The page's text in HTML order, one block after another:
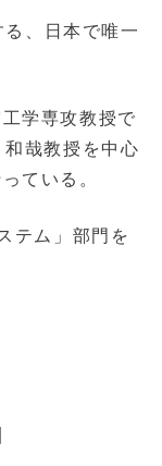
、日本で唯一
学専攻教授で
哉教授を中心
ている。
テム」部門を